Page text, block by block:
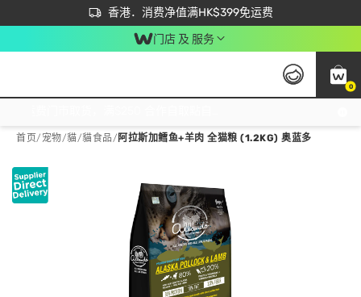
香港．消费净值满HK$399免运费
立即成为易赏钱会员尽享独家优惠
首次APP下单买满$450 输入 NEWAPP 即减$50
门店 及 服务
0
首页/ 宠物/貓/貓食品/ 阿拉斯加鳕鱼+羊肉 全猫粮 (1.2KG) 奥蓝多